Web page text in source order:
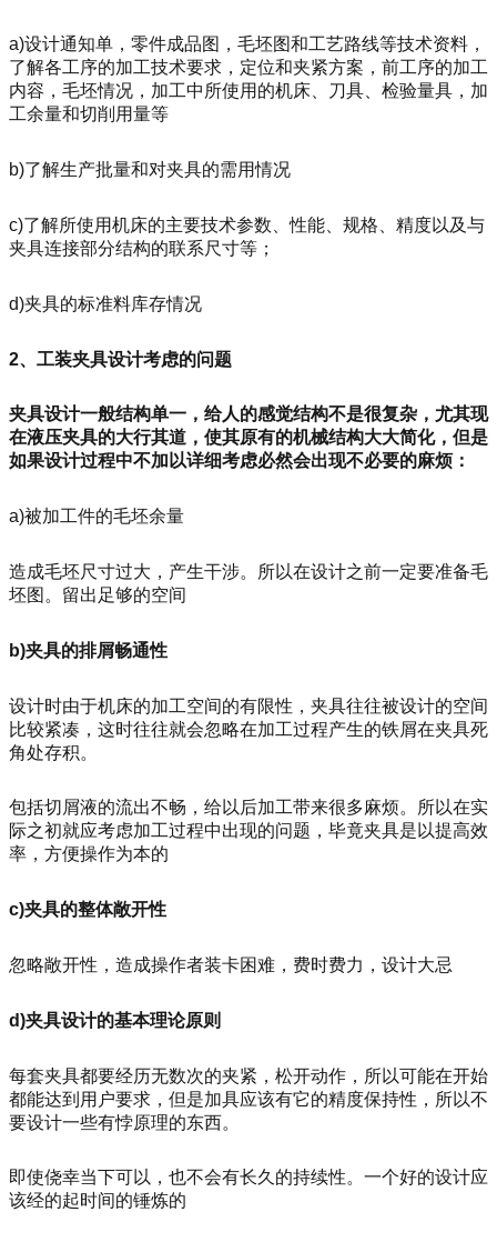
a)设计通知单，零件成品图，毛坯图和工艺路线等技术资料，
了解各工序的加工技术要求，定位和夹紧方案，前工序的加工
内容，毛坯情况，加工中所使用的机床、刀具、检验量具，加
工余量和切削用量等
b)了解生产批量和对夹具的需用情况
c)了解所使用机床的主要技术参数、性能、规格、精度以及与
夹具连接部分结构的联系尺寸等；
d)夹具的标准料库存情况
2、工装夹具设计考虑的问题
夹具设计一般结构单一，给人的感觉结构不是很复杂，尤其现
在液压夹具的大行其道，使其原有的机械结构大大简化，但是
如果设计过程中不加以详细考虑必然会出现不必要的麻烦：
a)被加工件的毛坯余量
造成毛坯尺寸过大，产生干涉。所以在设计之前一定要准备毛
坯图。留出足够的空间
b)夹具的排屑畅通性
设计时由于机床的加工空间的有限性，夹具往往被设计的空间
比较紧凑，这时往往就会忽略在加工过程产生的铁屑在夹具死
角处存积。
包括切屑液的流出不畅，给以后加工带来很多麻烦。所以在实
际之初就应考虑加工过程中出现的问题，毕竟夹具是以提高效
率，方便操作为本的
c)夹具的整体敞开性
忽略敞开性，造成操作者装卡困难，费时费力，设计大忌
d)夹具设计的基本理论原则
每套夹具都要经历无数次的夹紧，松开动作，所以可能在开始
都能达到用户要求，但是加具应该有它的精度保持性，所以不
要设计一些有悖原理的东西。
即使侥幸当下可以，也不会有长久的持续性。一个好的设计应
该经的起时间的锤炼的